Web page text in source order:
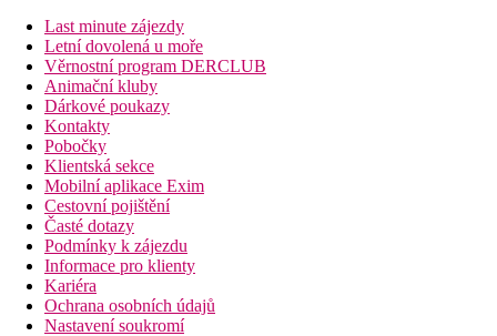
hlavní restaurace
několik restaurací s obsluhou
bar (v lobby, u bazénu)
snack bar
obchůdky
připojení k internetu
Wi-Fi (za poplatek)
konferenční místnost
amfiteátr
bazén s integrovaným brouzdalištěm
aquapark (1.6.–15.9.)
dětský bazén
miniklub (pro děti 3–16 let)
dětské hřiště
bazén (lehátka a slunečníky zdarma)
Last minute zájezdy
Letní dovolená u moře
Věrnostní program DERCLUB
Animační kluby
Dárkové poukazy
Kontakty
Pobočky
Klientská sekce
Mobilní aplikace Exim
Cestovní pojištění
Časté dotazy
Podmínky k zájezdu
Informace pro klienty
Kariéra
Ochrana osobních údajů
Nastavení soukromí